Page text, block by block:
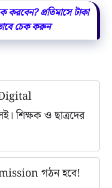
করবেন? প্রতিমাসে টাকা
চেক করুন
Digital
শিক্ষক ও ছাত্রদের
গঠন হবে!